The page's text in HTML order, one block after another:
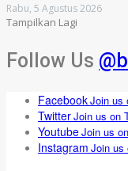
Rabu, 5 Agustus 2026
Tampilkan Lagi
Follow Us
FacebookJoin us
TwitterJoin us on
YoutubeJoin us
Instagram Join us